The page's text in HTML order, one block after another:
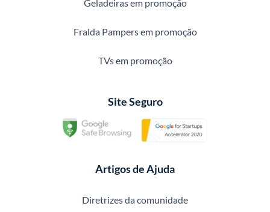
Geladeiras em promoção
Fralda Pampers em promoção
TVs em promoção
Site Seguro
Artigos de Ajuda
Diretrizes da comunidade